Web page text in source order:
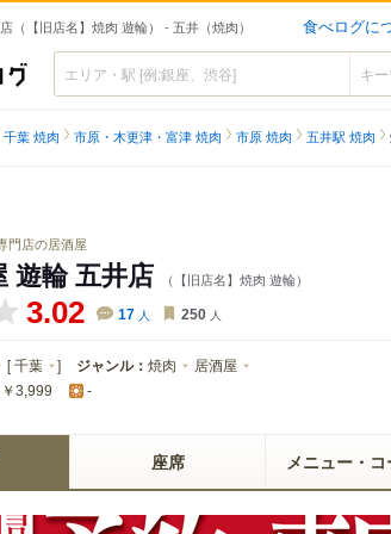
（【旧店名】焼肉 遊輪） - 五井（焼肉） 食べログに
食べログ
千葉 焼肉 市原・木更津・富津 焼肉 市原 焼肉 五井駅 焼肉
門店の居酒屋
遊輪 五井店 （【旧店名】焼肉 遊輪）
3.02 17 人 250 人
[千葉 ] ジャンル： 焼肉 居酒屋
3,999 -
座席 メニュー・コ